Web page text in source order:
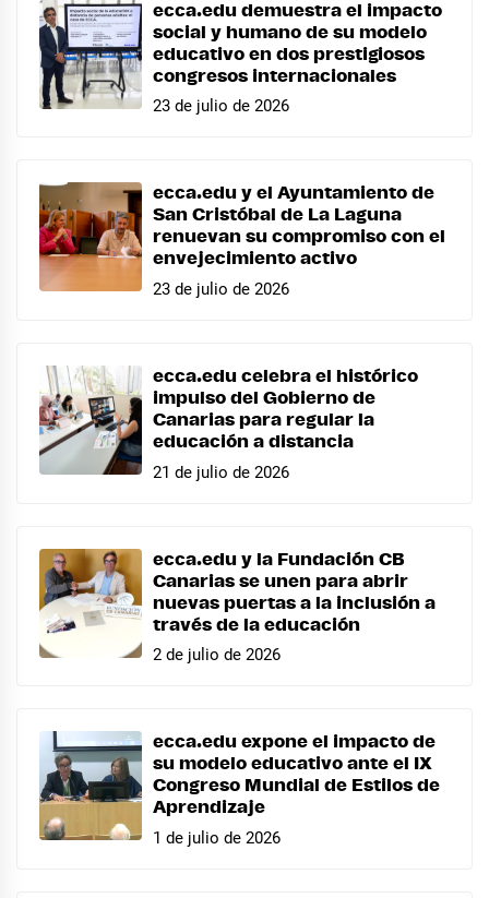
ecca.edu demuestra el impacto
social y humano de su modelo
educativo en dos prestigiosos
congresos internacionales
23 de julio de 2026
ecca.edu y el Ayuntamiento de
San Cristóbal de La Laguna
renuevan su compromiso con el
envejecimiento activo
23 de julio de 2026
ecca.edu celebra el histórico
impulso del Gobierno de
Canarias para regular la
educación a distancia
21 de julio de 2026
ecca.edu y la Fundación CB
Canarias se unen para abrir
nuevas puertas a la inclusión a
través de la educación
2 de julio de 2026
ecca.edu expone el impacto de
su modelo educativo ante el IX
Congreso Mundial de Estilos de
Aprendizaje
1 de julio de 2026